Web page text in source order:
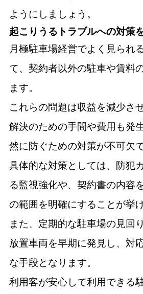
ようにしましょう。
起こりうるトラブルへの対策
月極駐車場経営でよく見られ
て、契約者以外の駐車や賃料
ます。
これらの問題は収益を減少さ
解決のための手間や費用も発
然に防ぐための対策が不可欠で
具体的な対策としては、防犯
る監視強化や、契約書の内容
の範囲を明確にすることが挙
また、定期的な駐車場の見回
放置車両を早期に発見し、対
な手段となります。
利用客が安心して利用できる